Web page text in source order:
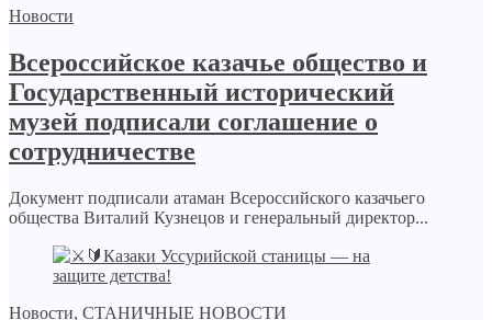
Новости
Всероссийское казачье общество и
Государственный исторический
музей подписали соглашение о
сотрудничестве
Документ подписали атаман Всероссийского казачьего
общества Виталий Кузнецов и генеральный директор...
Новости, СТАНИЧНЫЕ НОВОСТИ